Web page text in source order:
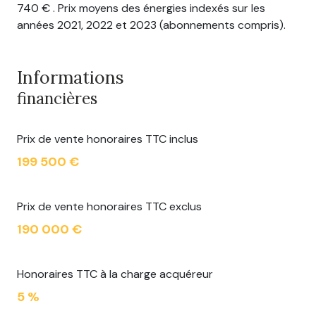
740 € . Prix moyens des énergies indexés sur les
années 2021, 2022 et 2023 (abonnements compris).
Informations
financières
Prix de vente honoraires TTC inclus
199 500 €
Prix de vente honoraires TTC exclus
190 000 €
Honoraires TTC à la charge acquéreur
5 %